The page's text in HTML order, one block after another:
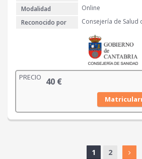
Modalidad
Online
Reconocido por
Consejería de Salud
PRECIO 40 €
1 2